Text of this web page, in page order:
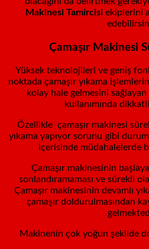
Makinesi Tamircisi ekiplerini
Çamaşır Makinesi
Yüksek teknolojileri ve geniş
noktada çamaşır yıkama
kolay hale gelmesini
kullanımında
Özellikle çamaşır makinesi
yıkama yapıyor sorunu gibi
içerisinde müdahalelerde
Çamaşır makinesinin
sonlandıramaması ve sürekli
Çamaşır makinesinin devamlı
çamaşır doldurulmasından
Makinenin çok yoğun şekilde